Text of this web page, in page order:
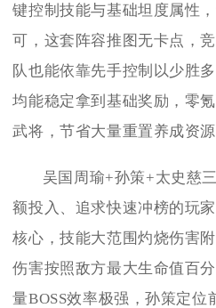
键控制技能与基础坦度属性
可，这套阵容推图无卡点，
队也能依靠先手控制以少胜
均能稳定拿到基础奖励，零
武将，节省大量重置养成资源
吴国周瑜+孙策+太史慈
额投入、追求快速冲榜的玩
核心，技能大范围灼烧伤害
伤害按照敌方最大生命值百
量BOSS效率极强，孙策定